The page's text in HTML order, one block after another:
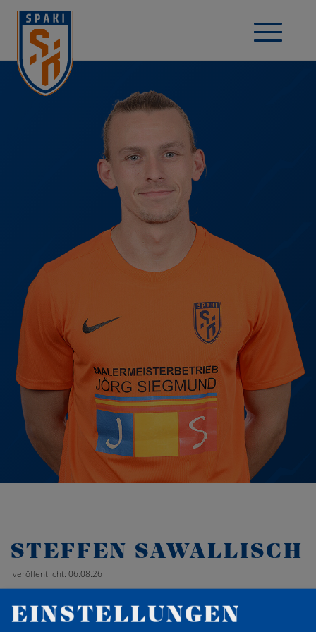
STEFFEN SAWALLISCH
veröffentlicht: 06.08.26
‹ Zurück zur Übersicht
EINSTELLUNGEN